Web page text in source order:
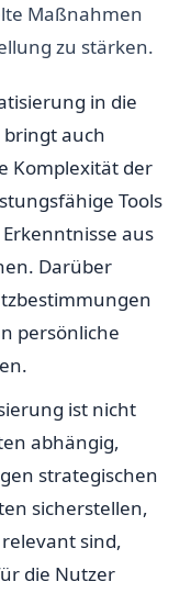
Maßnahmen
zu stärken.
in die
bringt auch
Komplexität der
Tools
aus
Darüber
persönliche
ist nicht
abhängig,
strategischen
sicherstellen,
sind,
die Nutzer